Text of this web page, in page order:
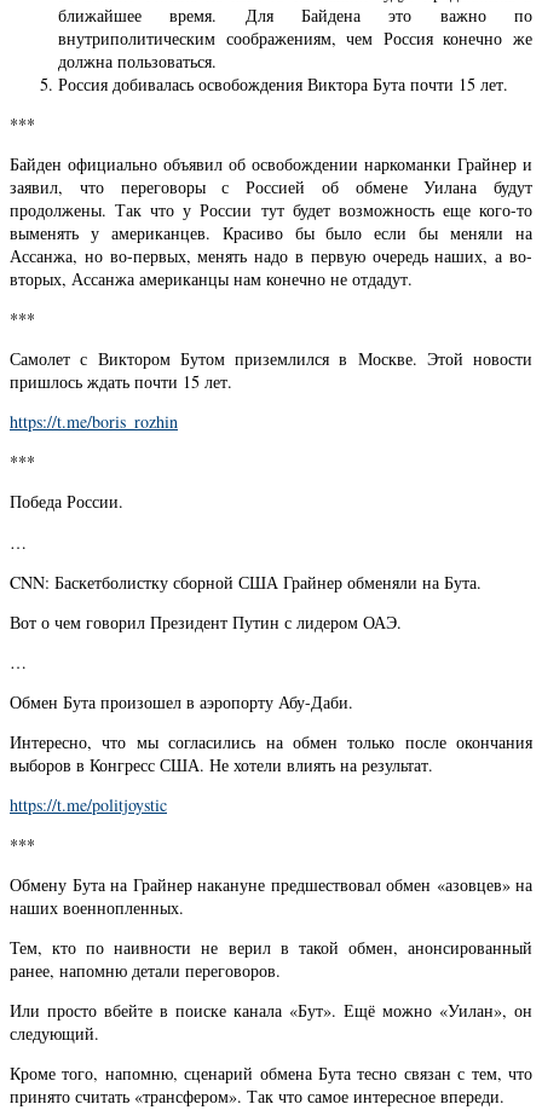
ближайшее время. Для Байдена это важно по
внутриполитическим соображениям, чем Россия конечно же
должна пользоваться.
Россия добивалась освобождения Виктора Бута почти 15 лет.
***
Байден официально объявил об освобождении наркоманки Грайнер и
заявил, что переговоры с Россией об обмене Уилана будут
продолжены. Так что у России тут будет возможность еще кого-то
выменять у американцев. Красиво бы было если бы меняли на
Ассанжа, но во-первых, менять надо в первую очередь наших, а во-
вторых, Ассанжа американцы нам конечно не отдадут.
***
Самолет с Виктором Бутом приземлился в Москве. Этой новости
пришлось ждать почти 15 лет.
https://t.me/boris_rozhin
***
Победа России.
…
CNN: Баскетболистку сборной США Грайнер обменяли на Бута.
Вот о чем говорил Президент Путин с лидером ОАЭ.
…
Обмен Бута произошел в аэропорту Абу-Даби.
Интересно, что мы согласились на обмен только после окончания
выборов в Конгресс США. Не хотели влиять на результат.
https://t.me/politjoystic
***
Обмену Бута на Грайнер накануне предшествовал обмен «азовцев» на
наших военнопленных.
Тем, кто по наивности не верил в такой обмен, анонсированный
ранее, напомню детали переговоров.
Или просто вбейте в поиске канала «Бут». Ещё можно «Уилан», он
следующий.
Кроме того, напомню, сценарий обмена Бута тесно связан с тем, что
принято считать «трансфером». Так что самое интересное впереди.